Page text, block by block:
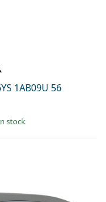
1AB09U 56
stock